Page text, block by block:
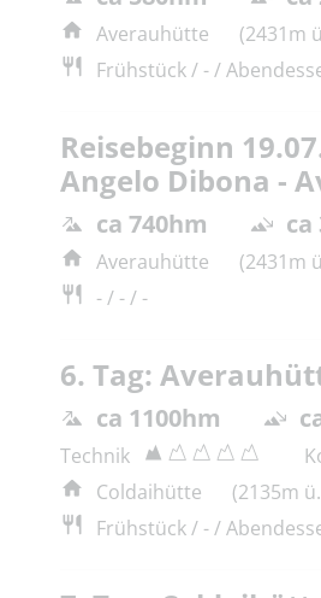
Averauhütte
(2431m
Frühstück / - /
Reisebeginn
Angelo Dibona -
ca 740hm ca
Averauhütte
(2431m
- / - / -
6. Tag:
ca 1100hm
Technik
Coldaihütte
(2135m
Frühstück / - /